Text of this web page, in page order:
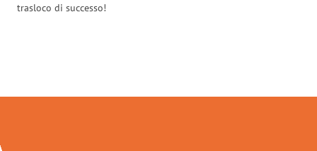
trasloco di successo!